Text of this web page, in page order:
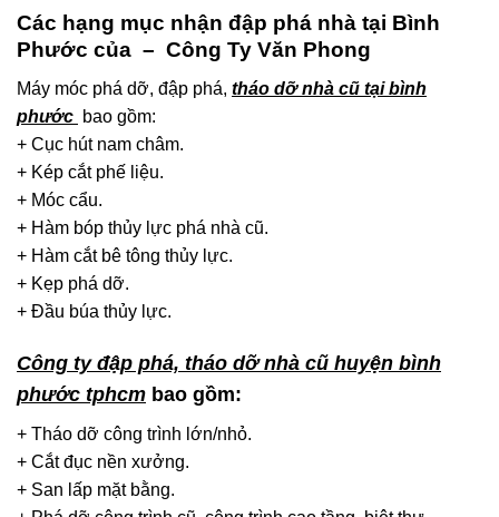
Các hạng mục nhận đập phá nhà tại Bình
Phước của – Công Ty Văn Phong
Máy móc phá dỡ, đập phá, tháo dỡ nhà cũ tại bình
phước bao gồm:
+ Cục hút nam châm.
+ Kép cắt phế liệu.
+ Móc cẩu.
+ Hàm bóp thủy lực phá nhà cũ.
+ Hàm cắt bê tông thủy lực.
+ Kẹp phá dỡ.
+ Đầu búa thủy lực.
Công ty đập phá, tháo dỡ nhà cũ huyện bình
phước tphcm bao gồm:
+ Tháo dỡ công trình lớn/nhỏ.
+ Cắt đục nền xưởng.
+ San lấp mặt bằng.